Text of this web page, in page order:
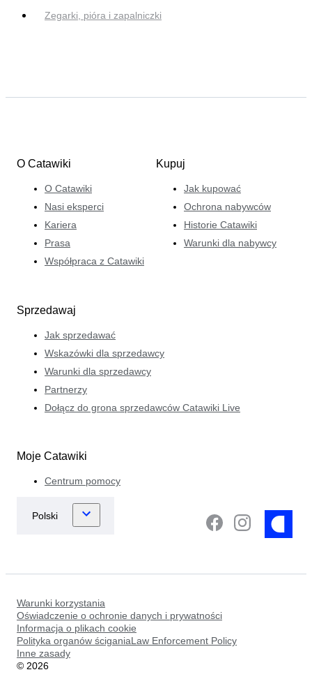
Zegarki, pióra i zapalniczki
O Catawiki
O Catawiki
Nasi eksperci
Kariera
Prasa
Współpraca z Catawiki
Kupuj
Jak kupować
Ochrona nabywców
Historie Catawiki
Warunki dla nabywcy
Sprzedawaj
Jak sprzedawać
Wskazówki dla sprzedawcy
Warunki dla sprzedawcy
Partnerzy
Dołącz do grona sprzedawców Catawiki Live
Moje Catawiki
Centrum pomocy
Warunki korzystania
Oświadczenie o ochronie danych i prywatności
Informacja o plikach cookie
Polityka organów ściganiaLaw Enforcement Policy
Inne zasady
© 2026